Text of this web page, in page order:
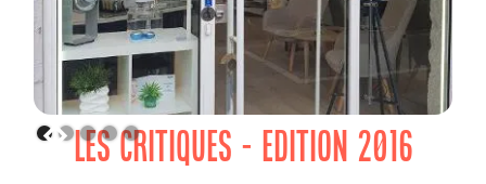
LES CRITIQUES - EDITION 2016